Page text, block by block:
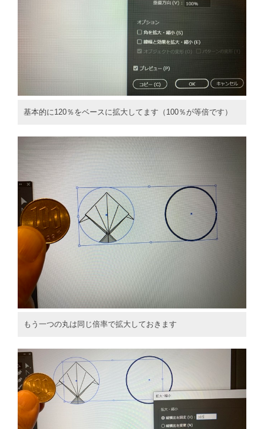
基本的に120％をベースに拡大してます（100％が等倍です）
もう一つの丸は同じ倍率で拡大しておきます